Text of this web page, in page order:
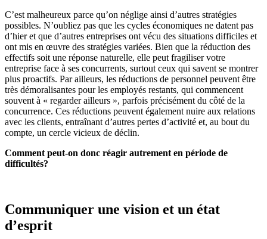
C’est malheureux parce qu’on néglige ainsi d’autres stratégies
possibles. N’oubliez pas que les cycles économiques ne datent pas
d’hier et que d’autres entreprises ont vécu des situations difficiles et
ont mis en œuvre des stratégies variées. Bien que la réduction des
effectifs soit une réponse naturelle, elle peut fragiliser votre
entreprise face à ses concurrents, surtout ceux qui savent se montrer
plus proactifs. Par ailleurs, les réductions de personnel peuvent être
très démoralisantes pour les employés restants, qui commencent
souvent à « regarder ailleurs », parfois précisément du côté de la
concurrence. Ces réductions peuvent également nuire aux relations
avec les clients, entraînant d’autres pertes d’activité et, au bout du
compte, un cercle vicieux de déclin.
Comment peut-on donc réagir autrement en période de
difficultés?
Communiquer une vision et un état
d’esprit